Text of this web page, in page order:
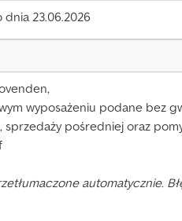
dnia 23.06.2026
wyposażeniu podane bez
pośredniej oraz
automatycznie.